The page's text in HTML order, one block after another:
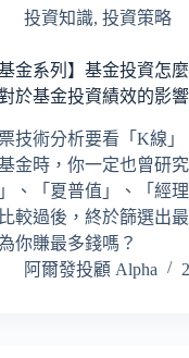
投資知識, 投資策略
基金系列】基金投資怎
於基金投資績效的影響
技術分析要看「K線
金時，你一定也曾研
、「夏普值」、「經
較過後，終於篩選出
你賺最多錢嗎？
阿爾發投顧 Alpha